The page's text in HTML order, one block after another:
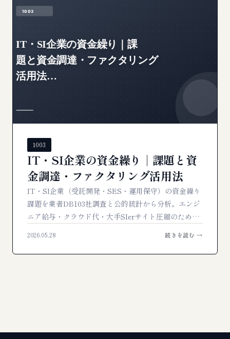
1003
IT・SI企業の資金繰り｜課題と資
金調達・ファクタリング活用法
IT・SI企業（受託開発・SES・運用保守）の資金繰り
課題を業者DB103社調査と公的統計から分析。エンジ
ニア給与・クラウド代・大手SIerサイト圧縮のための
2026.05.28 続きを読む →